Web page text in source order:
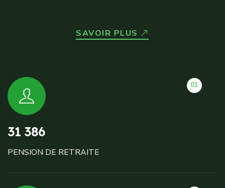
SAVOIR PLUS
01
31 386
PENSION DE RETRAITE